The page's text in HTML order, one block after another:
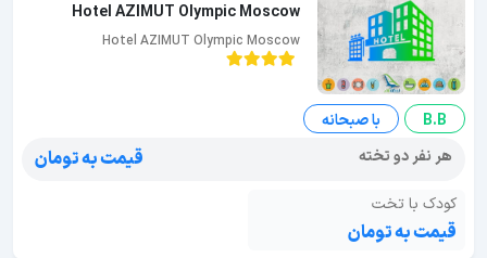
Hotel AZIMUT Olympic Moscow
Hotel AZIMUT Olympic Moscow
B.B
با صبحانه
هر نفر دو تخته
قیمت به تومان
کودک با تخت
قیمت به تومان